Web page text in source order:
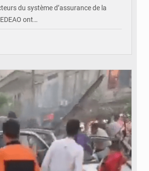
du système d’assurance de la
ont…